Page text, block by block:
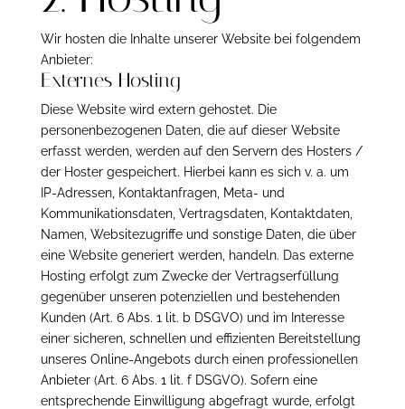
Wir hosten die Inhalte unserer Website bei folgendem
Anbieter:
Externes Hosting
Diese Website wird extern gehostet. Die
personenbezogenen Daten, die auf dieser Website
erfasst werden, werden auf den Servern des Hosters /
der Hoster gespeichert. Hierbei kann es sich v. a. um
IP-Adressen, Kontaktanfragen, Meta- und
Kommunikationsdaten, Vertragsdaten, Kontaktdaten,
Namen, Websitezugriffe und sonstige Daten, die über
eine Website generiert werden, handeln. Das externe
Hosting erfolgt zum Zwecke der Vertragserfüllung
gegenüber unseren potenziellen und bestehenden
Kunden (Art. 6 Abs. 1 lit. b DSGVO) und im Interesse
einer sicheren, schnellen und effizienten Bereitstellung
unseres Online-Angebots durch einen professionellen
Anbieter (Art. 6 Abs. 1 lit. f DSGVO). Sofern eine
entsprechende Einwilligung abgefragt wurde, erfolgt